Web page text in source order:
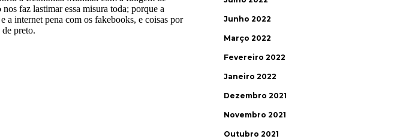
Junho 2022
Março 2022
Fevereiro 2022
Janeiro 2022
Dezembro 2021
Novembro 2021
Outubro 2021